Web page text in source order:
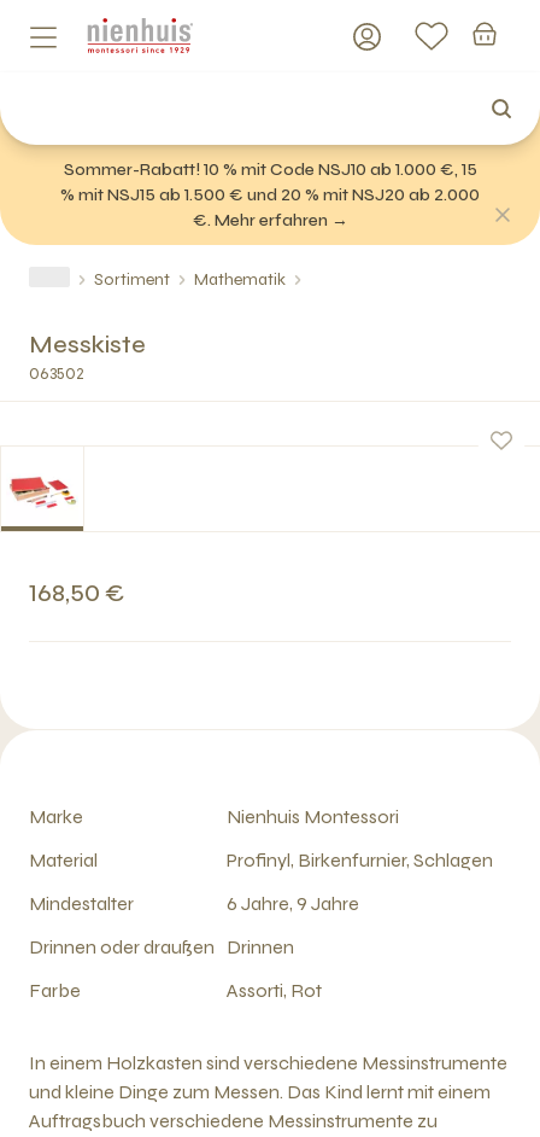
Sommer-Rabatt! 10 % mit Code NSJ10 ab 1.000 €, 15
% mit NSJ15 ab 1.500 € und 20 % mit NSJ20 ab 2.000
€. Mehr erfahren →
Sortiment Mathematik
Messkiste
063502
168,50 €
Marke
Nienhuis Montessori
Material
Profinyl, Birkenfurnier, Schlagen
Mindestalter
6 Jahre, 9 Jahre
Drinnen oder draußen
Drinnen
Farbe
Assorti, Rot
In einem Holzkasten sind verschiedene Messinstrumente
und kleine Dinge zum Messen. Das Kind lernt mit einem
Auftragsbuch verschiedene Messinstrumente zu